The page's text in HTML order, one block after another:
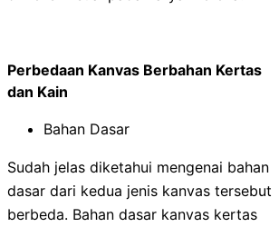
Perbedaan Kanvas Berbahan Kertas
dan Kain
Bahan Dasar
Sudah jelas diketahui mengenai bahan
dasar dari kedua jenis kanvas tersebut
berbeda. Bahan dasar kanvas kertas